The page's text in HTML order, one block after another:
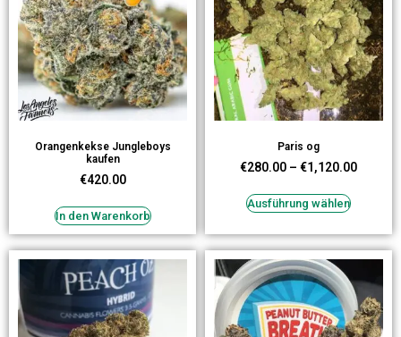
Orangenkekse Jungleboys
kaufen
€420.00
In den Warenkorb
Paris og
€280.00 – €1,120.00
Ausführung wählen